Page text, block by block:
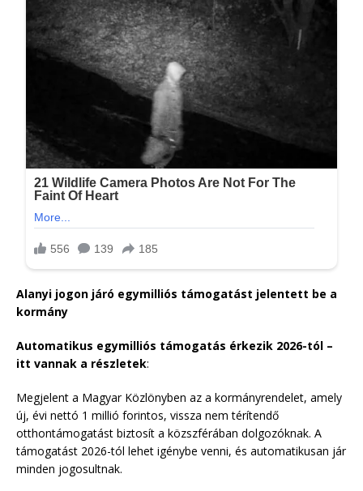
Alanyi jogon járó egymilliós támogatást jelentett be a
kormány
Automatikus egymilliós támogatás érkezik 2026-tól –
itt vannak a részletek:
Megjelent a Magyar Közlönyben az a kormányrendelet, amely
új, évi nettó 1 millió forintos, vissza nem térítendő
otthontámogatást biztosít a közszférában dolgozóknak. A
támogatást 2026-tól lehet igénybe venni, és automatikusan jár
minden jogosultnak.